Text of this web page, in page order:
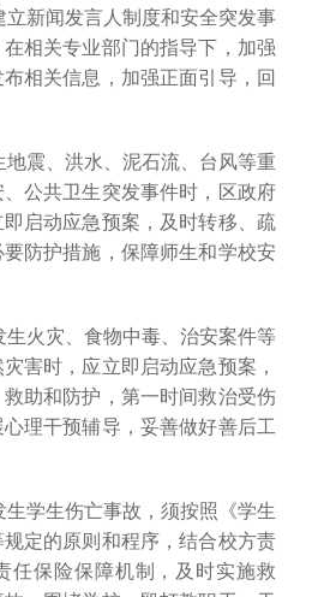
新闻发言人制度和安全突发事
相关专业部门的指导下，加强
相关信息，加强正面引导，回
震、洪水、泥石流、台风等重
公共卫生突发事件时，区政府
启动应急预案，及时转移、疏
防护措施，保障师生和学校安
火灾、食物中毒、治安案件等
害时，应立即启动应急预案，
助和防护，第一时间救治受伤
理干预辅导，妥善做好善后工
学生伤亡事故，须按照《学生
定的原则和程序，结合校方责
任保险保障机制，及时实施救